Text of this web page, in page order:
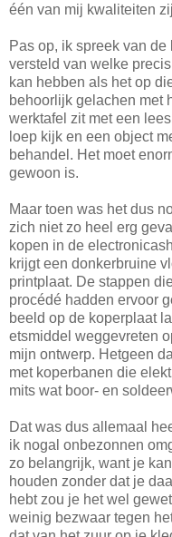
één van mij kwaliteiten
Pas op, ik spreek van
versteld van welke
kan hebben als het op
behoorlijk gelachen met
werktafel zit met een
loep kijk en een object
behandel. Het moet
gewoon is.
Maar toen was het dus
zich niet zo heel erg
kopen in de
krijgt een donkerbruine
printplaat. De stappen
procédé hadden ervoor
beeld op de koperplaat
etsmiddel weggevreten
mijn ontwerp. Hetgeen
met koperbanen die
mits wat boor- en
Dat was dus allemaal
ik nogal onbezonnen
zo belangrijk, want je
houden zonder dat je
hebt zou je het wel
weinig bezwaar tegen